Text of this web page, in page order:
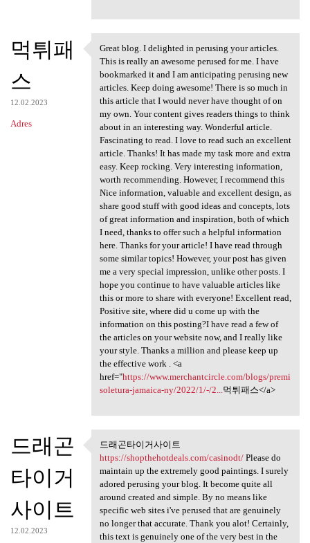
먹튀패
스
12.02.2023
Adres
Great blog. I delighted in
Great blog. I delighted in perusing your articles.
This is really an awesome perused for me. I have
bookmarked it and I am anticipating perusing new
articles. Keep doing awesome! There is so much in
this article that I would never have thought of on
my own. Your content gives readers things to think
about in an interesting way. Wonderful article.
Fascinating to read. I love to read such an excellent
article. Thanks! It has made my task more and extra
easy. Keep rocking. Very interesting information,
worth recommending. However, I recommend this
Nice information, valuable and excellent design, as
share good stuff with good ideas and concepts, lots
of great information and inspiration, both of which
I need, thanks to offer such a helpful information
here. Thanks for your article! I have read through
some similar topics! However, your post has given
me a very special impression, unlike other posts. I
hope you continue to have valuable articles like
this or more to share with everyone! Excellent read,
Positive site, where did u come up with the
information on this posting?I have read a few of
the articles on your website now, and I really like
your style. Thanks a million and please keep up
the effective work . <a
href="https://www.merchantcircle.com/blogs/premi
soletura-jamaica-ny/2022/1/-/2...먹튀패스</a>
드래곤
타이거
사이트
12.02.2023
드래곤타이거사이트 https:/
드래곤타이거사이트
https://shopthehotdeals.com/casinodt/Please do
maintain up the extremely good paintings. I surely
adored perusing your blog. It become quite all
around created and simple. By no means like
specific web sites i've perused that are genuinely
no longer that accurate. Thank you alot! Certainly,
this text is genuinely one of the very best in the